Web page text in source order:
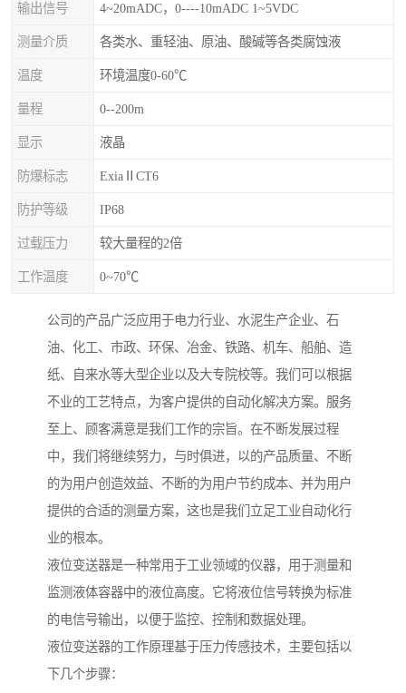
输出信号 4~20mADC，0----10mADC 1~5VDC
测量介质 各类水、重轻油、原油、酸碱等各类腐蚀液
温度 环境温度0-60℃
量程 0--200m
显示 液晶
防爆标志 ExiaⅡCT6
防护等级 IP68
过载压力 较大量程的2倍
工作温度 0~70℃
公司的产品广泛应用于电力行业、水泥生产企业、石
油、化工、市政、环保、冶金、铁路、机车、船舶、造
纸、自来水等大型企业以及大专院校等。我们可以根据
不业的工艺特点，为客户提供的自动化解决方案。服务
至上、顾客满意是我们工作的宗旨。在不断发展过程
中，我们将继续努力，与时俱进，以的产品质量、不断
的为用户创造效益、不断的为用户节约成本、并为用户
提供的合适的测量方案，这也是我们立足工业自动化行
业的根本。
液位变送器是一种常用于工业领域的仪器，用于测量和
监测液体容器中的液位高度。它将液位信号转换为标准
的电信号输出，以便于监控、控制和数据处理。
液位变送器的工作原理基于压力传感技术，主要包括以
下几个步骤：